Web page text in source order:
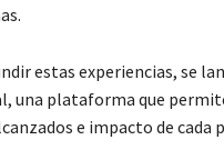
estas experiencias, se
una plataforma que
e impacto de cada